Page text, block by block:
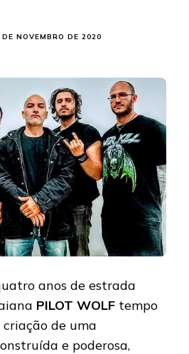
DE NOVEMBRO DE 2020
anos de estrada
PILOT WOLF tempo
de uma
e poderosa,